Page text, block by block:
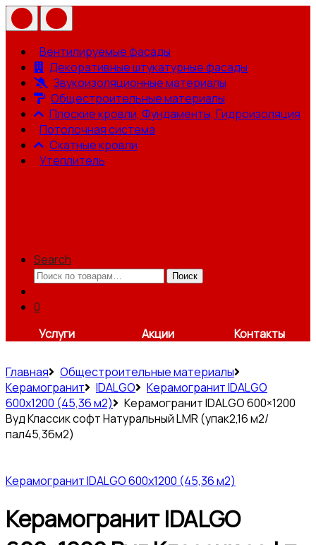
Вентилируемые фасады
Декоративные штукатурные фасады
Звукоизоляционные материалы
Общестроительные материалы
Плоские кровли, Фундаменты, Гидроизоляция
Потолочная система
Скатные кровли
Утеплитель
Search
Искать:
Поиск
0
Услуги
Акции Контакты
Главная
Общестроительные материалы
Керамогранит
IDALGO
Керамогранит IDALGO
600x1200 (45,36 м2)
Керамогранит IDALGO 600×1200
Вуд Классик софт Натуральный LMR (упак2,16 м2/
пал45,36м2)
Керамогранит IDALGO 600x1200 (45,36 м2)
Керамогранит IDALGO